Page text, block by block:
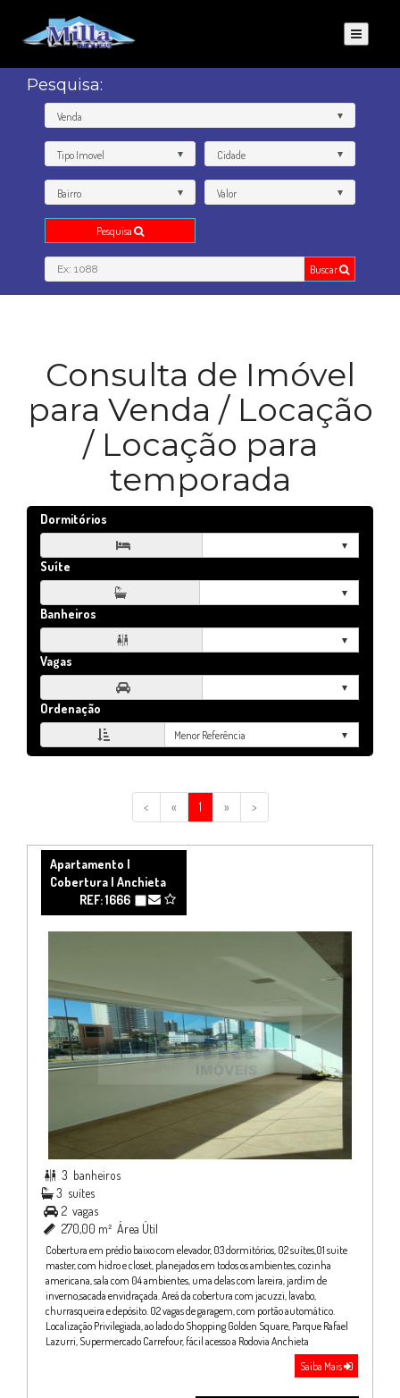
Pesquisa:
Venda
Tipo Imovel Cidade
Bairro Valor
Pesquisa
Buscar
Consulta de Imóvel
para Venda / Locação
/ Locação para
temporada
Dormitórios

Suíte
Banheiros

Vagas

Ordenação
Menor Referência
< « 1 » >
Apartamento |
Cobertura | Anchieta
REF: 1666
 3 banheiros
3 suítes
 2 vagas
 270,00 m² Área Útil
Cobertura em prédio baixo com elevador, 03 dormitórios, 02 suítes,01 suite
master, com hidro e closet, planejados em todos os ambientes, cozinha
americana, sala com 04 ambientes, uma delas com lareira, jardim de
inverno,sacada envidraçada. Areá da cobertura com jacuzzi, lavabo,
churrasqueira e depósito. 02 vagas de garagem, com portão automático.
Localização Privilegiada, ao lado do Shopping Golden Square, Parque Rafael
Lazurri, Supermercado Carrefour, fácil acesso a Rodovia Anchieta
Saiba Mais